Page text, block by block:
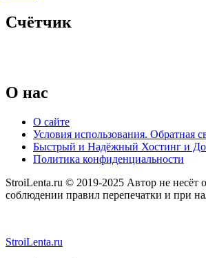
Счётчик
O нас
О сайте
Условия использования. Обратная
Быстрый и Надёжный Хостинг и
Политика конфиденциальности
StroiLenta.ru © 2019-2025 Автор не несёт
соблюдении правил перепечатки и при
StroiLenta.ru